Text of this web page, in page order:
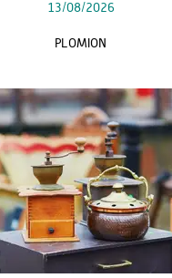
13/08/2026
PLOMION